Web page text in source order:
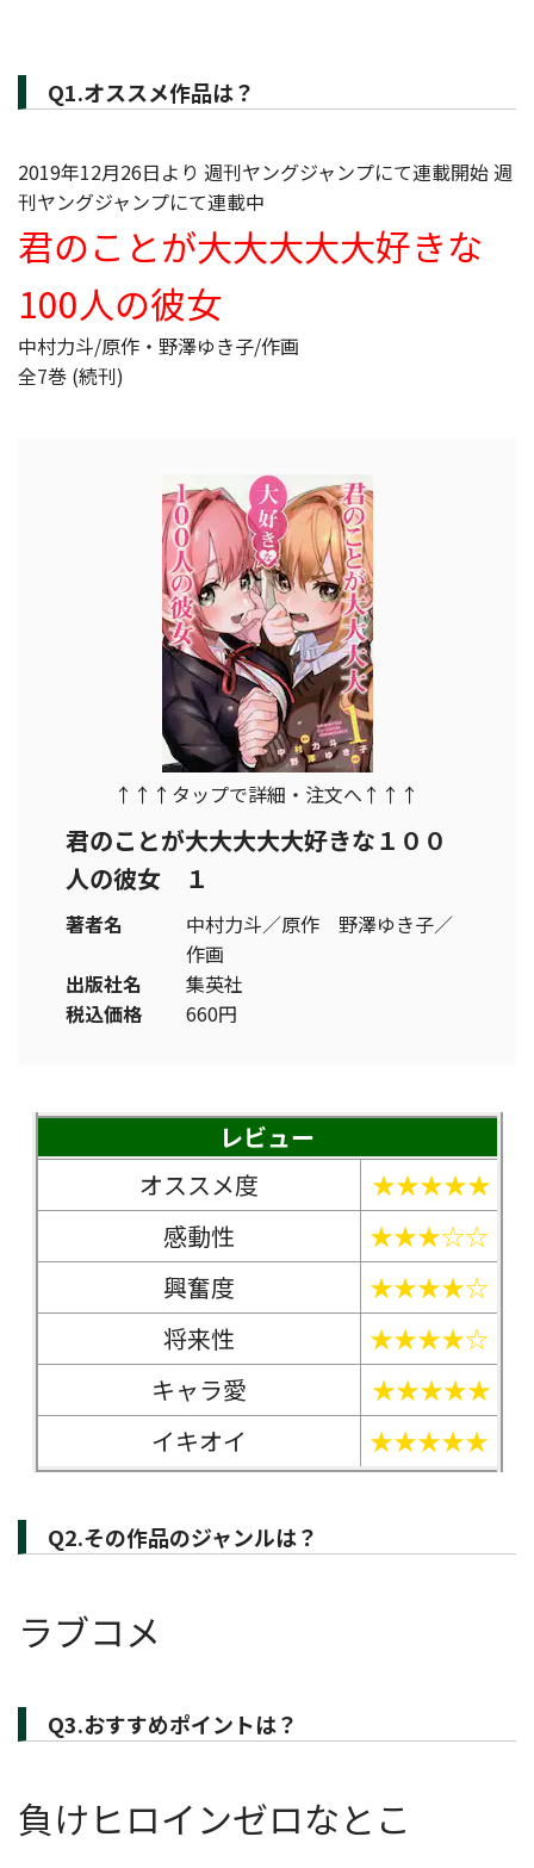
Q1.オススメ作品は？
2019年12月26日より 週刊ヤングジャンプにて連載開始 週
刊ヤングジャンプにて連載中
君のことが大大大大大好きな
100人の彼女
中村力斗/原作・野澤ゆき子/作画
全7巻 (続刊)
↑↑↑タップで詳細・注文へ↑↑↑
君のことが大大大大大好きな１００
人の彼女 １
著者名
中村力斗／原作 野澤ゆき子／
作画
出版社名
集英社
税込価格
660円
レビュー
オススメ度
★★★★★
感動性
★★★☆☆
興奮度
★★★★☆
将来性
★★★★☆
キャラ愛
★★★★★
イキオイ
★★★★★
Q2.その作品のジャンルは？
ラブコメ
Q3.おすすめポイントは？
負けヒロインゼロなとこ